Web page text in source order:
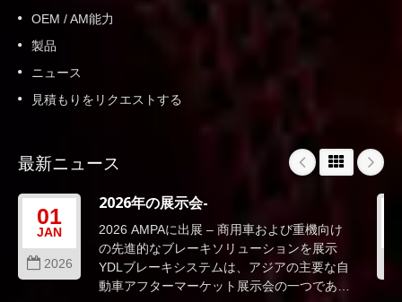
OEM / AM能力
製品
ニュース
見積もりをリクエストする
最新ニュース
01
JAN
2026
2026年の展示会-
2026 AMPAに出展 – 商用車および重機向け
の先進的なブレーキソリューションを展示
YDLブレーキシステムは、アジアの主要な自
動車アフターマーケット展示会の一つである